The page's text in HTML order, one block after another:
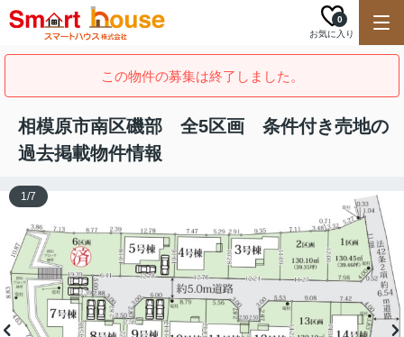
お気に入り
0
この物件の募集は終了しました。
相模原市南区磯部 全5区画 条件付き売地の
過去掲載物件情報
1/7